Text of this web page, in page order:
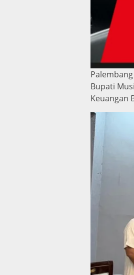
Palembang
Bupati
Keuangan